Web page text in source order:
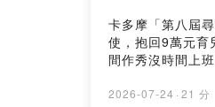
卡多摩「第八屆
使，抱回9萬元
間作秀沒時間上
https://
2026-07-24 · 21 分